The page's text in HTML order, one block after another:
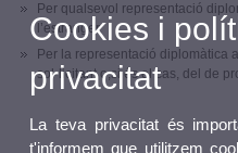
Per qualsevol representació
l’estranger.
Per la representació diplomàtica
sol·licitant o,si és el cas, del de
Cookies i
privacitat
La teva privacitat és
t'informem que utilitzem